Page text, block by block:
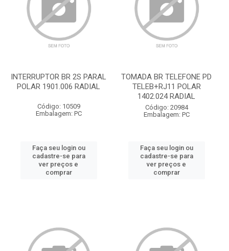
INTERRUPTOR BR 2S PARAL
POLAR 1901.006 RADIAL
Código: 10509
Embalagem: PC
Faça seu login ou
cadastre-se para
ver preços e
comprar
TOMADA BR TELEFONE PD
TELEB+RJ11 POLAR
1402.024 RADIAL
Código: 20984
Embalagem: PC
Faça seu login ou
cadastre-se para
ver preços e
comprar